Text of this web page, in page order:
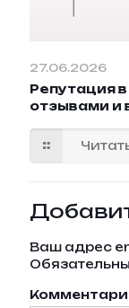
27.06.2026
Репутация
отзывами и
Ваш адрес